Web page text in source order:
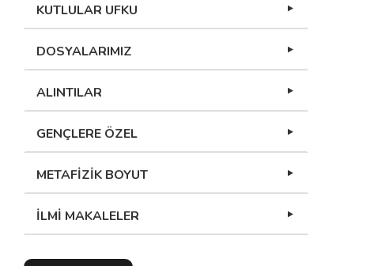
KUTLULAR UFKU
DOSYALARIMIZ
ALINTILAR
GENÇLERE ÖZEL
METAFİZİK BOYUT
İLMİ MAKALELER